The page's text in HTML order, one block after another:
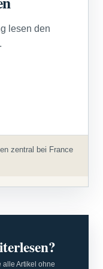
lesen den
zentral bei France
alle Artikel ohne